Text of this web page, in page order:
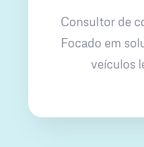
Consultor de
Focado em
veículos